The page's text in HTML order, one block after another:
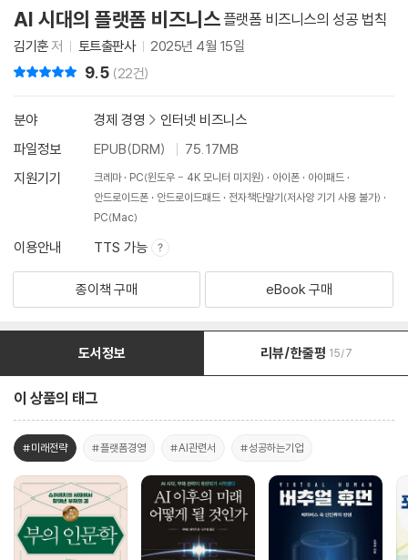
AI 시대의 플랫폼 비즈니스 플랫폼 비즈니스의 성공 법칙
김기훈저 토트출판사 2025년 4월 15일
9.5 (22건)
분야 경제 경영 > 인터넷 비즈니스
파일정보
EPUB(DRM)
75.17MB
지원기기
크레마 PC(윈도우 - 4K 모니터 미지원) 아이폰
아이패드
안드로이드폰
안드로이드패드
전자책단말기(저사양 기기 사용 불가)
PC(Mac)
이용안내 TTS 가능
종이책 구매 eBook 구매
도서정보 리뷰/한줄평 15/7
이 상품의 태그
#미래전략 #플랫폼경영 #AI관련서 #성공하는기업